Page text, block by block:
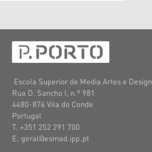
Escola Superior de Media Artes e Design
Rua D. Sancho I, n.º 981
4480-876 Vila do Conde
Portugal
T. +351 252 291 700
E. geral@esmad.ipp.pt